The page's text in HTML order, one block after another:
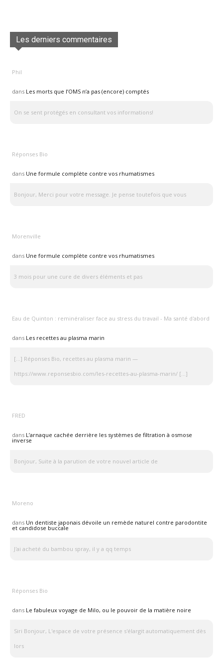
Les derniers commentaires
Phil
dans Les morts que l’OMS n’a pas (encore) comptés
On se sent protégés en consultant vos informations!
Réponses Bio
dans Une formule complète contre vos rhumatismes
Bonjour, Merci pour votre message. Je pense toutefois que vous
Morenville
dans Une formule complète contre vos rhumatismes
3 mois pour une cure de divers éléments et pas
Eau de Quinton : reminéraliser face au stress du travail - Ma santé d'abord
dans Les recettes au plasma marin
[…] Réponses Bio, recettes au plasma marin —
https://www.reponsesbio.com/les-recettes-au-plasma-marin/ […]
FRED
dans L’arnaque cachée derrière les systèmes de filtration à osmose
inverse
Bonjour, Suite à la parution de votre nouvel article de
Moreno
dans Un dentiste japonais dévoile un remède naturel contre parodontite
et candidose buccale
J'ai acheté du bambou spray, il y a qq temps
Réponses Bio
dans Le fabuleux voyage de Milo, ou le pouvoir de la matière noire
Siri Bonjour, L'espace de votre présence s'élargit automatiquement dès
lors